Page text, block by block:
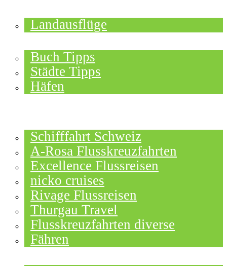
Landausflüge
Buch Tipps
Städte Tipps
Häfen
Schifffahrt Schweiz
A-Rosa Flusskreuzfahrten
Excellence Flussreisen
nicko cruises
Rivage Flussreisen
Thurgau Travel
Flusskreuzfahrten diverse
Fähren